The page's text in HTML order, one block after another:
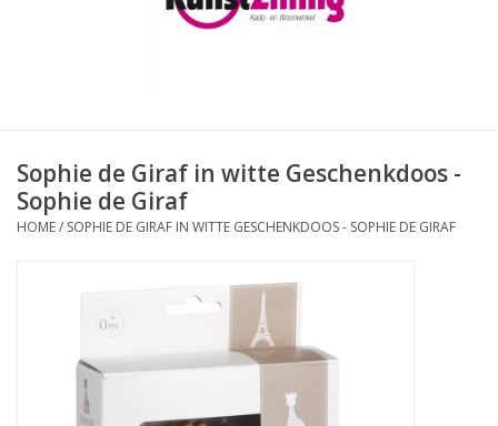
Tassen & Portemonnees
Cadeauboeken
Sophie de Giraf in witte Geschenkdoos -
Sophie de Giraf
HOME/ SOPHIE DE GIRAF IN WITTE GESCHENKDOOS - SOPHIE DE GIRAF